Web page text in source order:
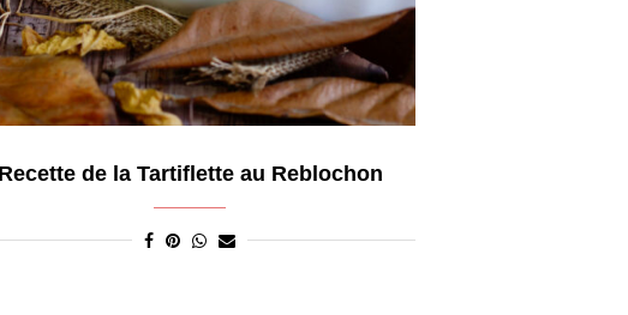
Recette de la Tartiflette au Reblochon